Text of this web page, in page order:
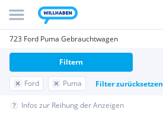
723 Ford Puma Gebrauchtwagen
Ford Puma Filter zurücksetzen
Filtern
Infos zur Reihung der Anzeigen